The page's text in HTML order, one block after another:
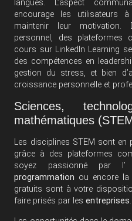
langues. L’aspect
encourage les utilisateurs
maintenir leur motivation.
personnel, des plateformes
cours sur LinkedIn Learning
des compétences en
gestion du stress, et bien
croissance personnelle et
Sciences,
mathématiques
Les disciplines STEM sont en
grâce à des plateformes
soyez passionné par
programmation ou encore la
gratuits sont à votre
faire prisés par lesentreprises.